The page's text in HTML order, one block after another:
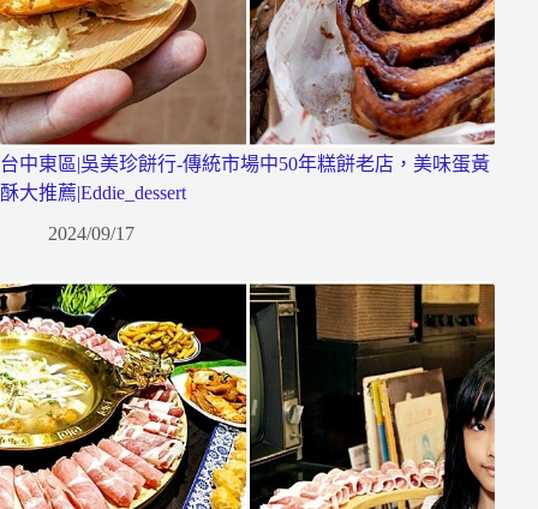
台中東區|吳美珍餅行-傳統市場中50年糕餅老店，美味蛋黃
酥大推薦|Eddie_dessert
2024/09/17